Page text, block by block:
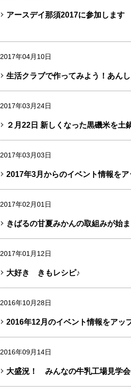
アースデイ那須2017に参加します
2017年04月10日
生活クラブで作ってみよう！あん
2017年03月24日
２月22日 新しくなった黒磯米を土
2017年03月03日
2017年3月からのイベント情報をア
2017年02月01日
きばるの甘夏みかんの取組みが始ま
2017年01月12日
大好き きもレシピ♪
2016年10月28日
2016年12月のイベント情報をアッ
2016年09月14日
大盛況！ みんなの牛乳工場見学